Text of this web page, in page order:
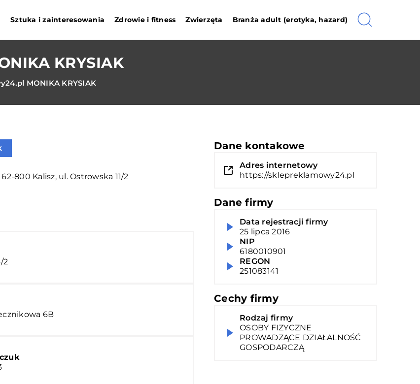
Sztuka i zainteresowania Zdrowie i fitness Zwierzęta Branża adult (erotyka, hazard)
KRYSIAK
MONIKA KRYSIAK
800 Kalisz, ul. Ostrowska 11/2
2
6B
Dane kontakowe
Adres internetowy
https://sklepreklamowy24.pl
Dane firmy
Data rejestracji firmy
25 lipca 2016
NIP
6180010901
REGON
251083141
Cechy firmy
Rodzaj firmy
OSOBY FIZYCZNE
PROWADZĄCE DZIAŁALNOŚĆ
GOSPODARCZĄ